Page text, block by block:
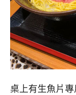
桌上有生魚片